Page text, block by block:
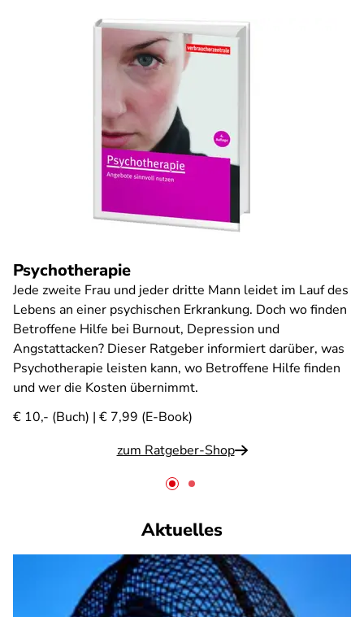
Psychotherapie
Jede zweite Frau und jeder dritte Mann leidet im Lauf des
Lebens an einer psychischen Erkrankung. Doch wo finden
Betroffene Hilfe bei Burnout, Depression und
Angstattacken? Dieser Ratgeber informiert darüber, was
Psychotherapie leisten kann, wo Betroffene Hilfe finden
und wer die Kosten übernimmt.
€ 10,- (Buch) | € 7,99 (E-Book)
zum Ratgeber-Shop
Aktuelles